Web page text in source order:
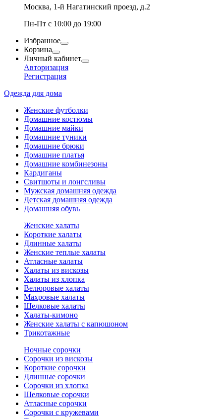
Москва, 1-й Нагатинский проезд, д.2
Пн-Пт с 10:00 до 19:00
Избранное
Корзина
Личный кабинет
Авторизация
Регистрация
Одежда для дома
Женские футболки
Домашние костюмы
Домашние майки
Домашние туники
Домашние брюки
Домашние платья
Домашние комбинезоны
Кардиганы
Свитшоты и лонгсливы
Мужская домашняя одежда
Детская домашняя одежда
Домашняя обувь
Женские халаты
Короткие халаты
Длинные халаты
Женские теплые халаты
Атласные халаты
Халаты из вискозы
Халаты из хлопка
Велюровые халаты
Махровые халаты
Шелковые халаты
Халаты-кимоно
Женские халаты с капюшоном
Трикотажные
Ночные сорочки
Сорочки из вискозы
Короткие сорочки
Длинные сорочки
Сорочки из хлопка
Шелковые сорочки
Атласные сорочки
Сорочки с кружевами